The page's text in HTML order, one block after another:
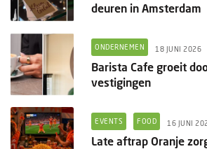
deuren in Amsterdam
ONDERNEMEN 18 JUNI 2026
Barista Cafe groeit
vestigingen
EVENTS FOOD 16 JUNI
Late aftrap Oranje